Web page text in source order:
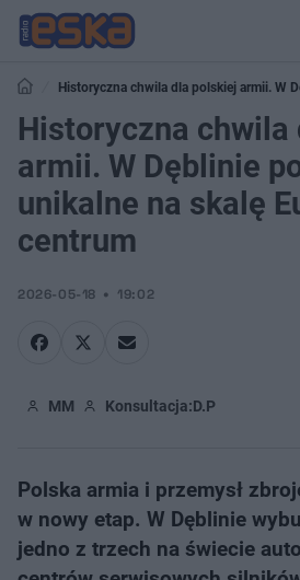
Historyczna chwila dla polskiej armii. W
skalę Europy centrum
Historyczna chwila
armii. W Dęblinie
unikalne na skalę
centrum
2026-05-18 19:02
MM Konsultacja:D.P
Polska armia i przemysł
w nowy etap. W Dęblinie
jedno z trzech na świecie